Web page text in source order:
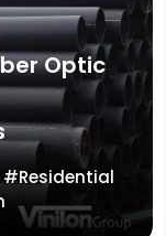
Optic
Residential